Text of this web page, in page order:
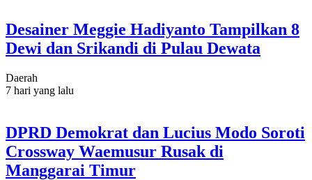
Desainer Meggie Hadiyanto Tampilkan 8
Dewi dan Srikandi di Pulau Dewata
Daerah
7 hari yang lalu
DPRD Demokrat dan Lucius Modo Soroti
Crossway Waemusur Rusak di
Manggarai Timur